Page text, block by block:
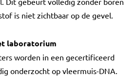
is niet zichtbaar op de gevel.
laboratorium
worden in een gecertificeerd
onderzocht op vleermuis-DNA.